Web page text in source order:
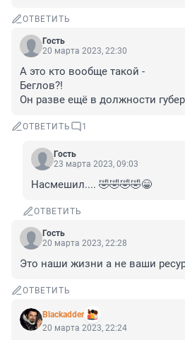
ОТВЕТИТЬ
Гость
20 марта 2023, 22:30
А это кто вообще такой -
Беглов?!
Он разве ещё в должности
ОТВЕТИТЬ 1
Гость
23 марта 2023, 09:03
Насмешил.... 🤣🤣🤣🤣😁
ОТВЕТИТЬ
Гость
20 марта 2023, 22:28
Это наши жизни а не ваши
ОТВЕТИТЬ
Blackadder
20 марта 2023, 22:24